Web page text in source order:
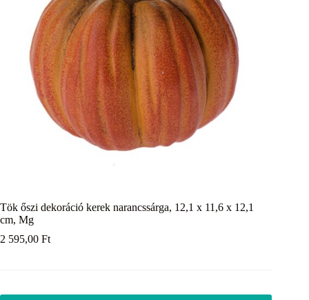
Tök őszi dekoráció kerek narancssárga, 12,1 x 11,6 x 12,1
cm, Mg
2 595,00 Ft